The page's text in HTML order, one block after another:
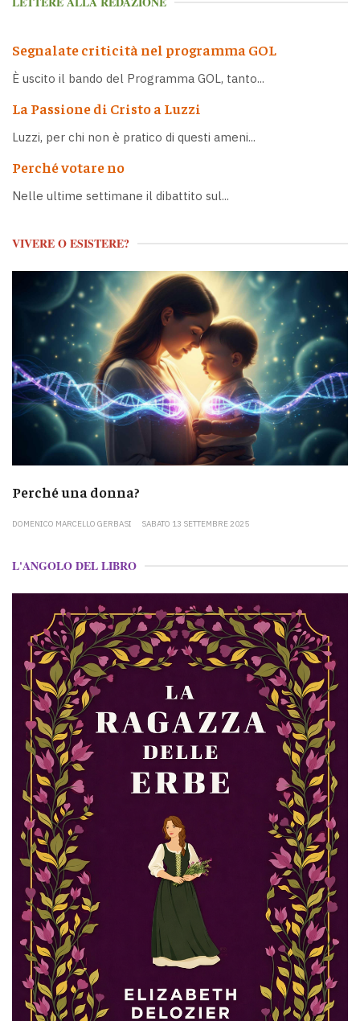
Segnalate criticità nel programma GOL
È uscito il bando del Programma GOL, tanto...
La Passione di Cristo a Luzzi
Luzzi, per chi non è pratico di questi ameni...
Perché votare no
Nelle ultime settimane il dibattito sul...
VIVERE O ESISTERE?
Perché una donna?
DOMENICO MARCELLO GERBASI SABATO 13 SETTEMBRE 2025
L'ANGOLO DEL LIBRO